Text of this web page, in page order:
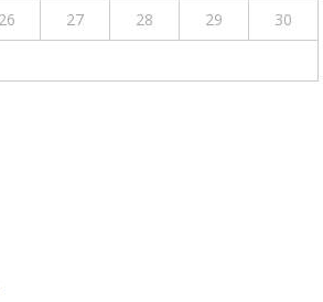
26 27 28 29
30